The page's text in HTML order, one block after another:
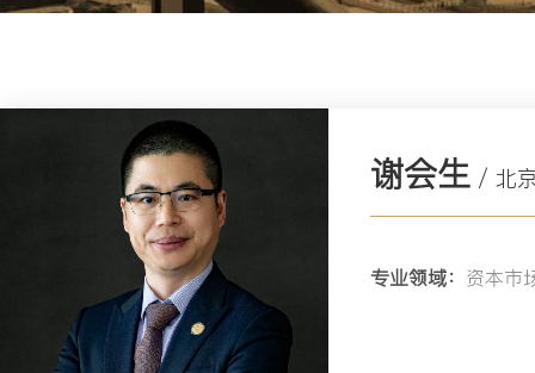
谢会生 / 北
专业领域： 资本市